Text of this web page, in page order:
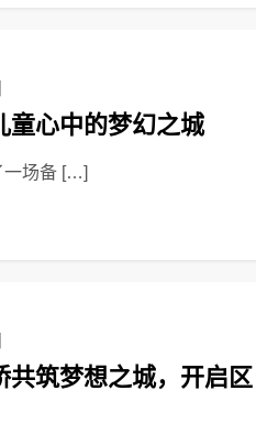
童心中的梦幻之城
一场备 […]
共筑梦想之城，开启区